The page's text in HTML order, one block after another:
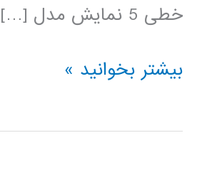
خطی 5 نمایش مدل […]
جزوه
سیستم
بیشتر بخوانید »